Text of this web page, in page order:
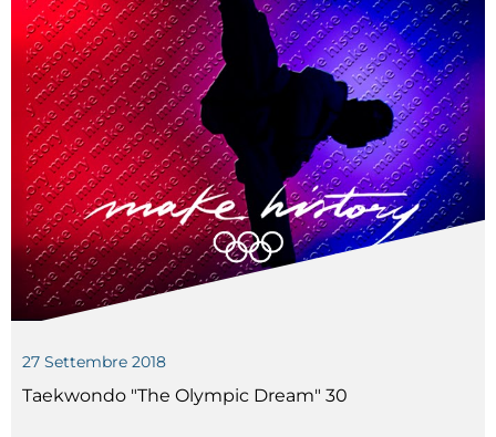
27 Settembre 2018
Taekwondo "The Olympic Dream" 30